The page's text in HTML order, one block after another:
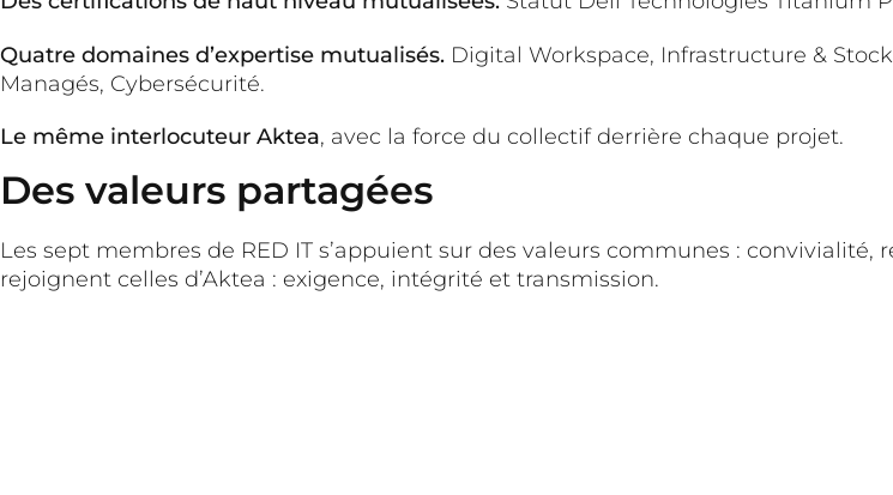
Quatre domaines d’expertise mutualisés. Digital Workspace, Infrastructure &
Managés, Cybersécurité.
Le même interlocuteur Aktea, avec la force du collectif derrière chaque projet.
Des valeurs partagées
Les sept membres de RED IT s’appuient sur des valeurs communes :
rejoignent celles d’Aktea : exigence, intégrité et transmission.